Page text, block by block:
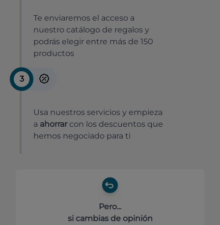
Te enviaremos el acceso a
nuestro catálogo de regalos y
podrás elegir entre más de 150
productos
3
Usa nuestros servicios y empieza
a ahorrar con los descuentos que
hemos negociado para ti
Pero...
si cambias de opinión